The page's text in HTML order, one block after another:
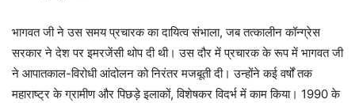
भागवत जी ने उस समय प्रचारक का दायित्व संभाला, जब तत्कालीन कॉन्ग्रेस
सरकार ने देश पर इमरजेंसी थोप दी थी। उस दौर में प्रचारक के रूप में भागवत जी
ने आपातकाल-विरोधी आंदोलन को निरंतर मजबूती दी। उन्होंने कई वर्षों तक
महाराष्ट्र के ग्रामीण और पिछड़े इलाकों, विशेषकर विदर्भ में काम किया। 1990 के